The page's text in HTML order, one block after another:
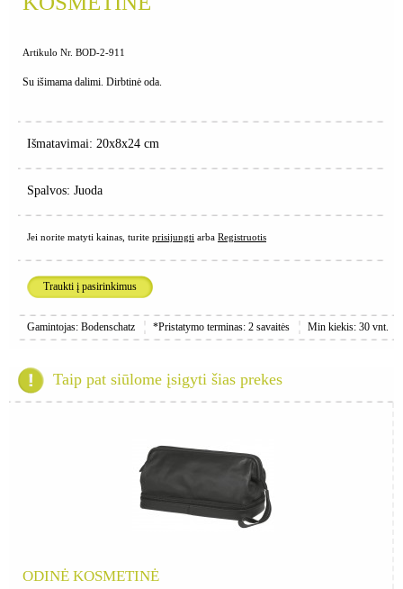
Artikulo Nr. BOD-2-911
Su išimama dalimi. Dirbtinė oda.
Išmatavimai: 20x8x24 cm
Spalvos: Juoda
Jei norite matyti kainas, turite prisijungti arba Registruotis
Traukti į pasirinkimus
Gamintojas: Bodenschatz *Pristatymo terminas: 2 savaitės Min kiekis: 30 vnt.
Taip pat siūlome įsigyti šias prekes
ODINĖ KOSMETINĖ